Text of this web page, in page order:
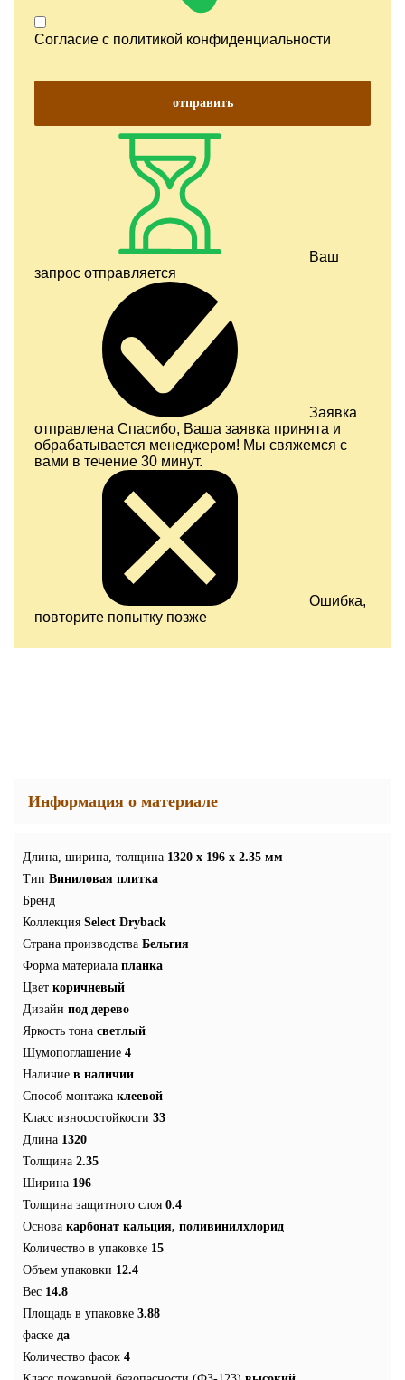
Согласие с политикой конфиденциальности
отправить
Ваш
запрос отправляется
Заявка
отправлена Спасибо, Ваша заявка принята и
обрабатывается менеджером! Мы свяжемся с
вами в течение 30 минут.
Ошибка,
повторите попытку позже
Информация о материале
Длина, ширина, толщина 1320 x 196 x 2.35 мм
Тип Виниловая плитка
Бренд
Коллекция Select Dryback
Страна производства Бельгия
Форма материала планка
Цвет коричневый
Дизайн под дерево
Яркость тона светлый
Шумопоглашение 4
Наличие в наличии
Способ монтажа клеевой
Класс износостойкости 33
Длина 1320
Толщина 2.35
Ширина 196
Толщина защитного слоя 0.4
Основа карбонат кальция, поливинилхлорид
Количество в упаковке 15
Объем упаковки 12.4
Вес 14.8
Площадь в упаковке 3.88
фаске да
Количество фасок 4